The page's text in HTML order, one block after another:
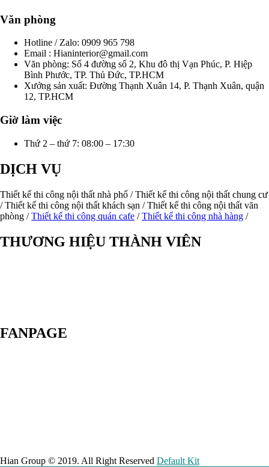
Văn phòng
Hotline / Zalo: 0909 965 798
Email : Hianinterior@gmail.com
Văn phòng: Số 4 đường số 2, Khu đô thị Vạn Phúc, P. Hiệp
Bình Phước, TP. Thủ Đức, TP.HCM
Xưởng sản xuất: Đường Thạnh Xuân 14, P. Thạnh Xuân, quận
12, TP.HCM
Giờ làm việc
Thứ 2 – thứ 7: 08:00 – 17:30
DỊCH VỤ
Thiết kế thi công nội thất nhà phố / Thiết kế thi công nội thất chung cư
/ Thiết kế thi công nội thất khách sạn / Thiết kế thi công nội thất văn
phòng /Thiết kế thi công quán cafe /Thiết kế thi công nhà hàng /
THƯƠNG HIỆU THÀNH VIÊN
FANPAGE
Hian Group © 2019. All Right Reserved Default Kit